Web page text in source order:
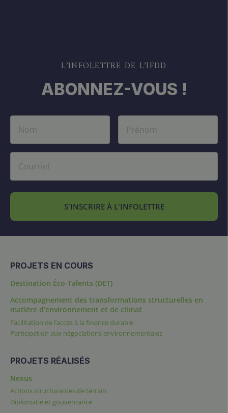
L’INFOLETTRE DE L’IFDD
ABONNEZ-VOUS !
S'INSCRIRE À L'INFOLETTRE
PROJETS EN COURS
Destination Éco-Talents (DET)
Accompagnement des transformations structurelles en
matière d’environnement et de climat
Facilitation de l’accès à la finance durable
Participation aux négociations environnementales
PROJETS RÉALISÉS
Nexus
Actions structurantes de terrain
Diplomatie et gouvernance